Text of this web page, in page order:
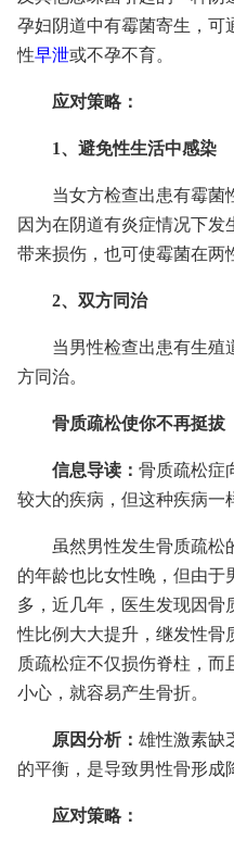
孕妇阴道中有霉菌寄生，可
性早泄或不孕不育。
应对策略：
1、避免性生活中感染
当女方检查出患有霉菌
因为在阴道有炎症情况下
带来损伤，也可使霉菌在两
2、双方同治
当男性检查出患有生殖
方同治。
骨质疏松使你不再挺拔
信息导读： 骨质疏松症
较大的疾病，但这种疾病一
虽然男性发生骨质疏松
的年龄也比女性晚，但由于
多，近几年，医生发现因骨
性比例大大提升，继发性骨
质疏松症不仅损伤脊柱，而
小心，就容易产生骨折。
原因分析： 雄性激素缺
的平衡，是导致男性骨形成
应对策略：